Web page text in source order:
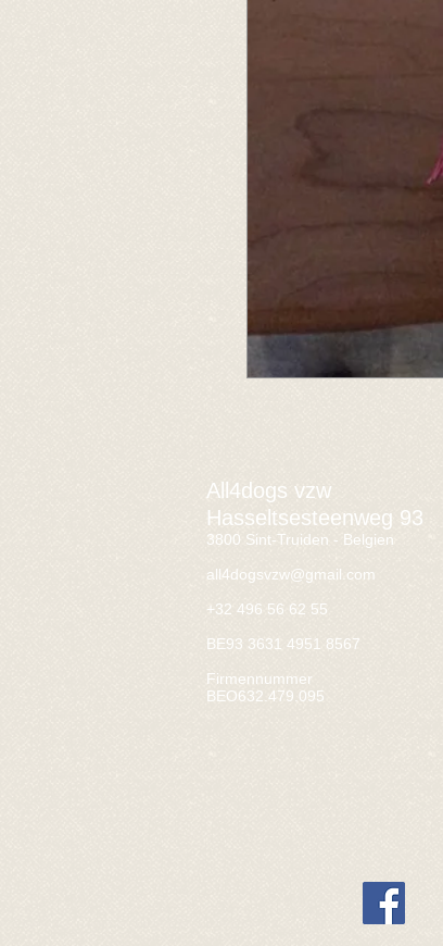
All4dogs vzw
Hasseltsesteenweg 93
3800 Sint-Truiden - Belgien
all4dogsvzw@gmail.com
+32 496 56 62 55
BE93 3631 4951 8567
Firmennummer
BEO632.479.095